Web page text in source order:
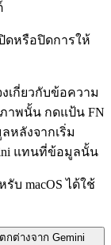
ปิดหรือปิดการให้
เกี่ยวกับข้อความ
าพนั้น กดแป้น FN
หลังจากเริ่ม
แทนที่ข้อมูลนั้น
บ macOS ได้ใช้
กต่างจาก Gemini